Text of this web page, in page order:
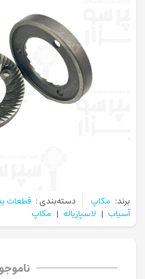
برند: مکاپ دسته‌بندی : قطعات
آسیاب | لاسپازیاله | مکاپ